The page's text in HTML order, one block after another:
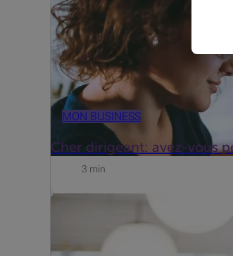
MON BUSINESS
Cher dirigeant: avez-vous
3 min
Reprenons depuis le début. Depuis